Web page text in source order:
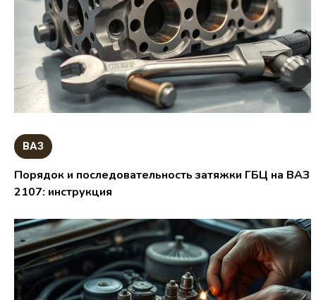
ВАЗ
Порядок и последовательность затяжки ГБЦ на ВАЗ
2107: инструкция